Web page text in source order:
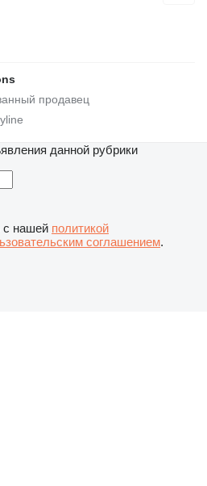
данной рубрики
с нашей политикой
соглашением.